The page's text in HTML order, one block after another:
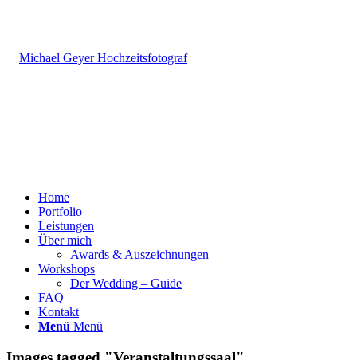
Home
Portfolio
Leistungen
Über mich
Awards & Auszeichnungen
Workshops
Der Wedding – Guide
FAQ
Kontakt
Menü Menü